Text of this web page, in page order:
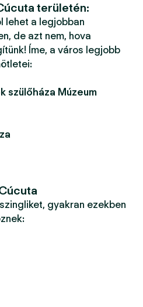
területén:
lehet a legjobban
de azt nem, hova
Íme, a város legjobb
szülőháza Múzeum
gyakran ezekben